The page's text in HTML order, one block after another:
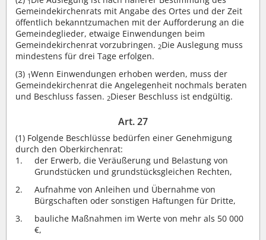
1
Gemeindekirchenrats mit Angabe des Ortes und der Zeit
öffentlich bekanntzumachen mit der Aufforderung an die
Gemeindeglieder, etwaige Einwendungen beim
Gemeindekirchenrat vorzubringen. 2Die Auslegung muss
mindestens für drei Tage erfolgen.
(3) 1Wenn Einwendungen erhoben werden, muss der
Gemeindekirchenrat die Angelegenheit nochmals beraten
und Beschluss fassen. 2Dieser Beschluss ist endgültig.
Art. 27
(1) Folgende Beschlüsse bedürfen einer Genehmigung
durch den Oberkirchenrat:
der Erwerb, die Veräußerung und Belastung von
Grundstücken und grundstücksgleichen Rechten,
Aufnahme von Anleihen und Übernahme von
Bürgschaften oder sonstigen Haftungen für Dritte,
bauliche Maßnahmen im Werte von mehr als 50 000
€,